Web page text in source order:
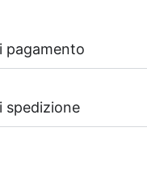
pagamento
spedizione